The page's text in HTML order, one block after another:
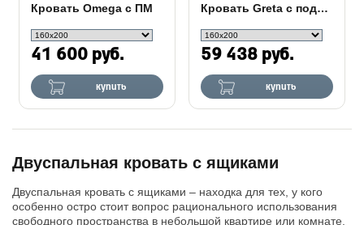
Кровать Omega с ПМ
41 600 руб.
купить
Кровать Greta с подъемным механизмом
59 438 руб.
купить
Двуспальная кровать с ящиками
Двуспальная кровать с ящиками – находка для тех, у кого
особенно остро стоит вопрос рационального использования
свободного пространства в небольшой квартире или комнате.